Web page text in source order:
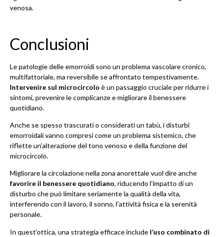
venosa.
Conclusioni
Le patologie delle emorroidi sono un problema vascolare cronico,
multifattoriale, ma reversibile se affrontato tempestivamente.
Intervenire sul microcircolo è un passaggio cruciale per ridurre i
sintomi, prevenire le complicanze e migliorare il benessere
quotidiano.
Anche se spesso trascurati o considerati un tabù, i disturbi
emorroidali vanno compresi come un problema sistemico, che
riflette un’alterazione del tono venoso e della funzione del
microcircolo.
Migliorare la circolazione nella zona anorettale vuol dire anche
favorire il benessere quotidiano, riducendo l’impatto di un
disturbo che può limitare seriamente la qualità della vita,
interferendo con il lavoro, il sonno, l’attività fisica e la serenità
personale.
In quest’ottica, una strategia efficace include l’uso combinato di